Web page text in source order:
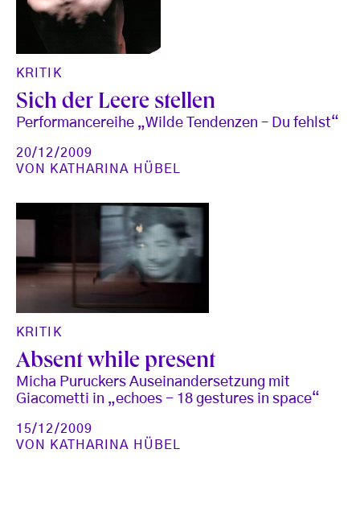
KRITIK
Sich der Leere stellen
Performancereihe „Wilde Tendenzen – Du fehlst“
20/12/2009
VON
KATHARINA HÜBEL
KRITIK
Absent while present
Micha Puruckers Auseinandersetzung mit
Giacometti in „echoes - 18 gestures in space“
15/12/2009
VON
KATHARINA HÜBEL